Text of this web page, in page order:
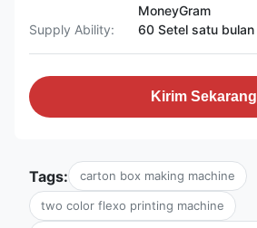
MoneyGram
Supply Ability:
60 Setel satu bulan
Kirim Sekarang
Tags: carton box making machine
two color flexo printing machine